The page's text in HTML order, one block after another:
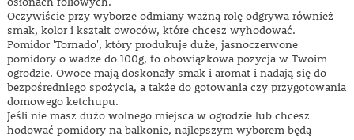
Oczywiście przy wyborze odmiany ważną rolę odgrywa również
smak, kolor i kształt owoców, które chcesz wyhodować.
Pomidor 'Tornado', który produkuje duże, jasnoczerwone
pomidory o wadze do 100g, to obowiązkowa pozycja w Twoim
ogrodzie. Owoce mają doskonały smak i aromat i nadają się do
bezpośredniego spożycia, a także do gotowania czy przygotowania
domowego ketchupu.
Jeśli nie masz dużo wolnego miejsca w ogrodzie lub chcesz
hodować pomidory na balkonie, najlepszym wyborem będą